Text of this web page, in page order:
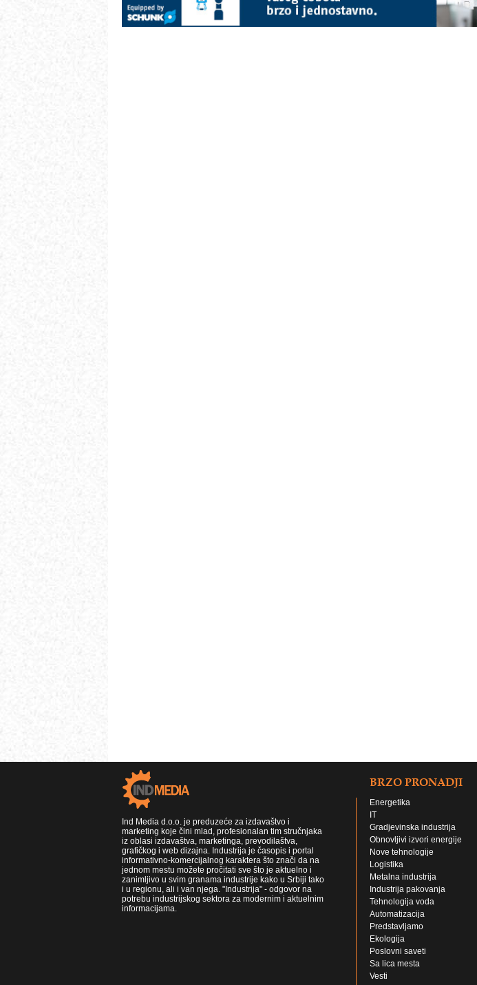
Ind Media d.o.o. je preduzeće za izdavaštvo i
marketing koje čini mlad, profesionalan tim stručnjaka
iz oblasi izdavaštva, marketinga, prevodilaštva,
grafičkog i web dizajna. Industrija je časopis i portal
informativno-komercijalnog karaktera što znači da na
jednom mestu možete pročitati sve što je aktuelno i
zanimljivo u svim granama industrije kako u Srbiji tako
i u regionu, ali i van njega. "Industrija" - odgovor na
potrebu industrijskog sektora za modernim i aktuelnim
informacijama.
BRZO PRONADJI
Energetika
IT
Gradjevinska industrija
Obnovljivi izvori energije
Nove tehnologije
Logistika
Metalna industrija
Industrija pakovanja
Tehnologija voda
Automatizacija
Predstavljamo
Ekologija
Poslovni saveti
Sa lica mesta
Vesti